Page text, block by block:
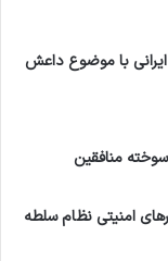
با موضوع داعش
منافقین
امنیتی نظام سلطه